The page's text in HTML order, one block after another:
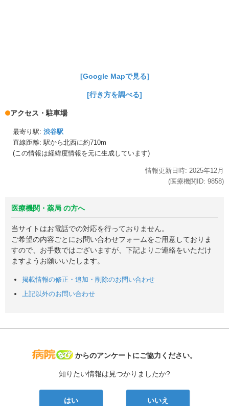
[Google Mapで見る]
[行き方を調べる]
アクセス・駐車場
最寄り駅: 渋谷駅
直線距離: 駅から北西に約710m
(この情報は経緯度情報を元に生成しています)
情報更新日時: 2025年12月
(医療機関ID: 9858)
医療機関・薬局 の方へ
当サイトはお電話での対応を行っておりません。
ご希望の内容ごとにお問い合わせフォームをご用意しておりま
すので、お手数ではございますが、下記よりご連絡をいただけ
ますようお願いいたします。
掲載情報の修正・追加・削除のお問い合わせ
上記以外のお問い合わせ
病院なび
からのアンケートにご協力ください。
知りたい情報は見つかりましたか?
はい いいえ